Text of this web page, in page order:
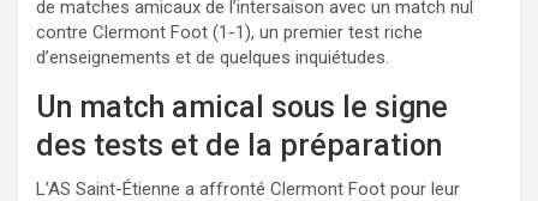
de matches amicaux de l’intersaison avec un match nul
contre Clermont Foot (1-1), un premier test riche
d’enseignements et de quelques inquiétudes.
Un match amical sous le signe
des tests et de la préparation
L’AS Saint-Étienne a affronté Clermont Foot pour leur